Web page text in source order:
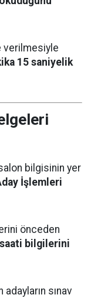
verilmesiyle
15 saniyelik
bilgisinin yer
İşlemleri
önceden
saati bilgilerini
sınav